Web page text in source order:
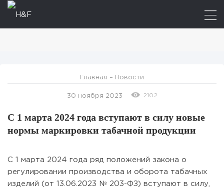
Главная – Новости
30 ноября 2023 2102
С 1 марта 2024 года вступают в силу новые
нормы маркировки табачной продукции
С 1 марта 2024 года ряд положений закона о
регулировании производства и оборота табачных
изделий (от 13.06.2023 № 203-ФЗ) вступают в силу,